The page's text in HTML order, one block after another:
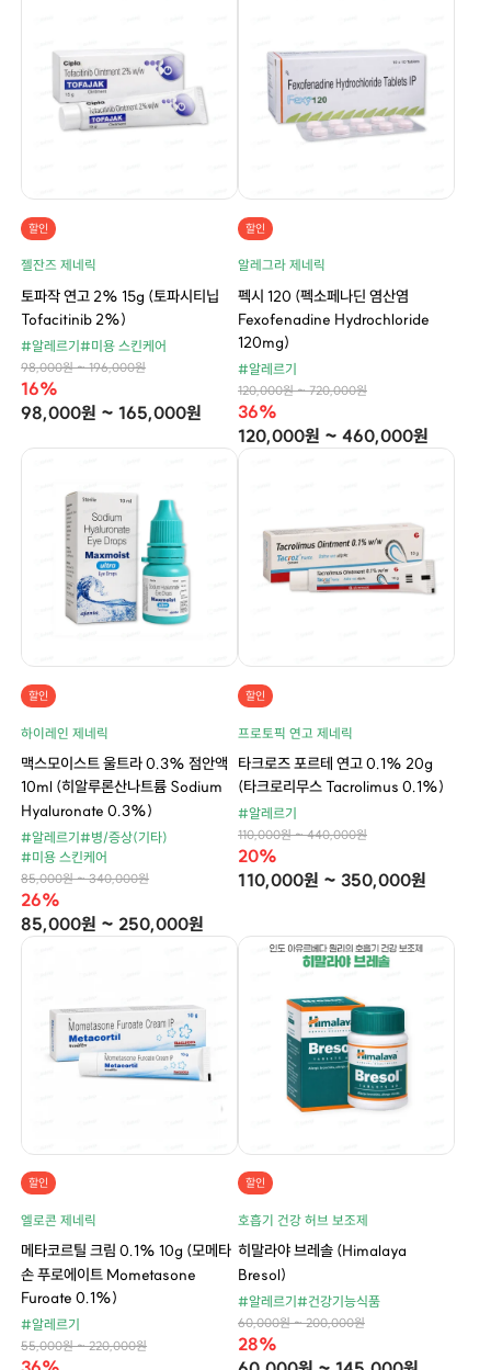
할인
젤잔즈 제네릭
토파작 연고 2% 15g (토파시티닙
Tofacitinib 2%)
#알레르기#미용 스킨케어
98,000원 ~ 196,000원
16%
98,000원 ~ 165,000원
할인
알레그라 제네릭
펙시 120 (펙소페나딘 염산염
Fexofenadine Hydrochloride
120mg)
#알레르기
120,000원 ~ 720,000원
36%
120,000원 ~ 460,000원
할인
하이레인 제네릭
맥스모이스트 울트라 0.3% 점안액
10ml (히알루론산나트륨 Sodium
Hyaluronate 0.3%)
#알레르기#병/증상(기타)
#미용 스킨케어
85,000원 ~ 340,000원
26%
85,000원 ~ 250,000원
할인
프로토픽 연고 제네릭
타크로즈 포르테 연고 0.1% 20g
(타크로리무스 Tacrolimus 0.1%)
#알레르기
110,000원 ~ 440,000원
20%
110,000원 ~ 350,000원
할인
엘로콘 제네릭
메타코르틸 크림 0.1% 10g (모메타
손 푸로에이트 Mometasone
Furoate 0.1%)
#알레르기
55,000원 ~ 220,000원
할인
호흡기 건강 허브 보조제
히말라야 브레솔 (Himalaya
Bresol)
#알레르기#건강기능식품
60,000원 ~ 200,000원
28%